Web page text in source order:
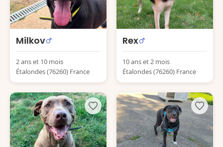
Milkov
2 ans et 10 mois
Étalondes (76260) France
Rex
10 ans et 2 mois
Étalondes (76260) France